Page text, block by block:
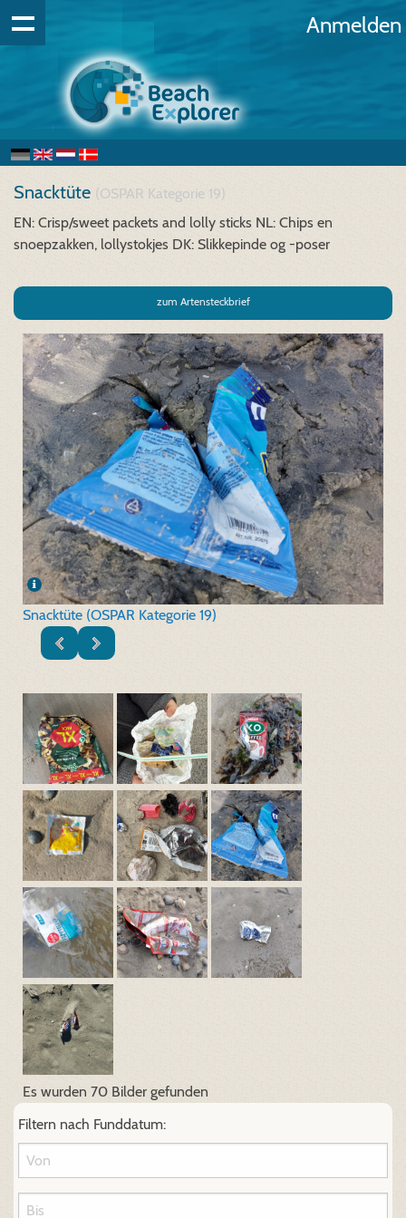
Anmelden
Snacktüte (OSPAR Kategorie 19)
EN: Crisp/sweet packets and lolly sticks NL: Chips en
snoepzakken, lollystokjes DK: Slikkepinde og -poser
zum Artensteckbrief
Snacktüte (OSPAR Kategorie 19)
Es wurden 70 Bilder gefunden
Filtern nach Funddatum: